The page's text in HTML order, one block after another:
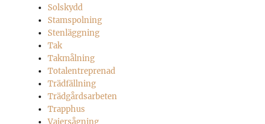
Solskydd
Stamspolning
Stenläggning
Tak
Takmålning
Totalentreprenad
Trädfällning
Trädgårdsarbeten
Trapphus
Vajersågning